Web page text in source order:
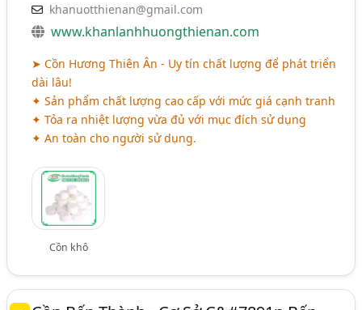
khanuotthienan@gmail.com
www.khanlanhhuongthienan.com
➤ Cồn Hương Thiên Ân - Uy tín chất lượng để phát triển
dài lâu!
✦ Sản phẩm chất lượng cao cấp với mức giá cạnh tranh
✦ Tỏa ra nhiệt lượng vừa đủ với mục đích sử dụng
✦ An toàn cho người sử dụng.
Cồn khô